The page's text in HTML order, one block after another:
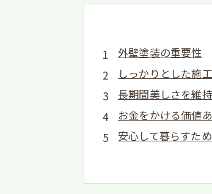
外壁塗装の重要性
しっかりとした施工
長期間美しさを維持
お金をかける価値
安心して暮らすた